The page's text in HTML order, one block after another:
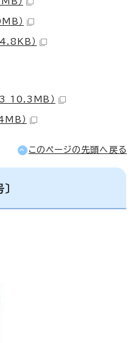
）
）
10.3MB）
）
このページの先頭へ戻る